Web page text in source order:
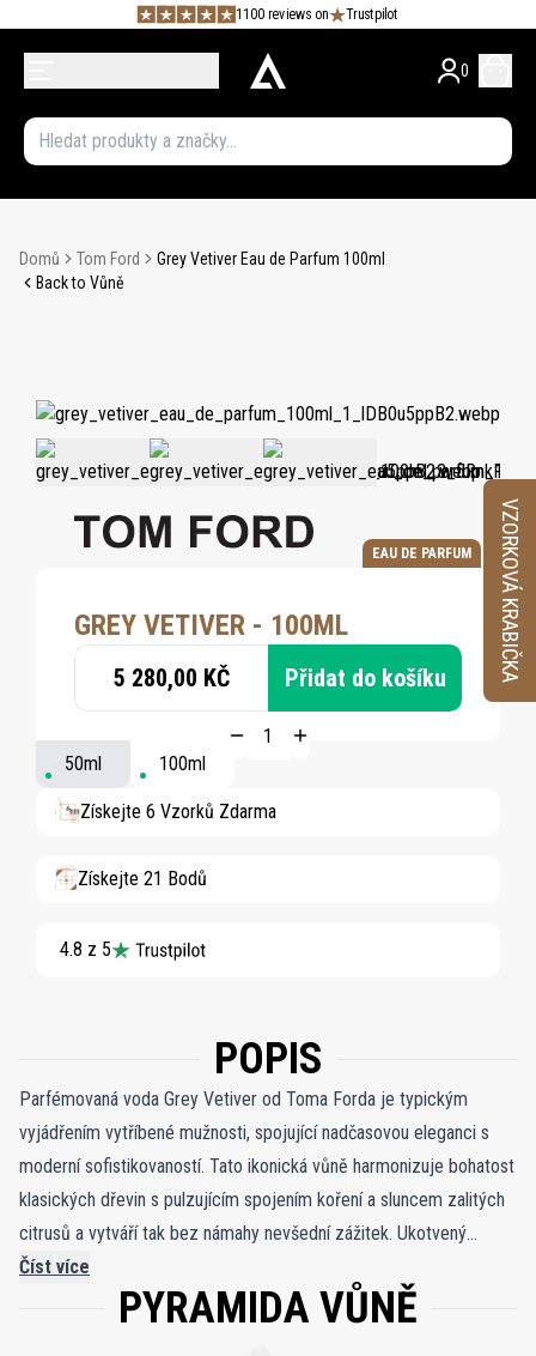
1100 reviews on Trustpilot
0
Domů Tom Ford
Grey Vetiver Eau de Parfum 100ml
Back to Vůně
EAU DE PARFUM
GREY VETIVER - 100ML
5 280,00 KČ Přidat do košíku
50ml 100ml
Získejte 6 Vzorků Zdarma
Získejte 21 Bodů
4.8 z 5
POPIS
Parfémovaná voda Grey Vetiver od Toma Forda je typickým
vyjádřením vytříbené mužnosti, spojující nadčasovou eleganci s
moderní sofistikovaností. Tato ikonická vůně harmonizuje bohatost
klasických dřevin s pulzujícím spojením koření a sluncem zalitých
citrusů a vytváří tak bez námahy nevšední zážitek. Ukotvený
přirozenou hloubkou vetiveru, jeho srdce vyzařuje sebevědomí a
šarm, což z něj dělá všestranného společníka pro každou
Číst více
PYRAMIDA VŮNĚ
VZORKOVÁ KRABIČKA